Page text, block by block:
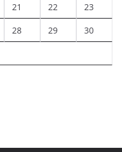
21 22 23
28 29 30